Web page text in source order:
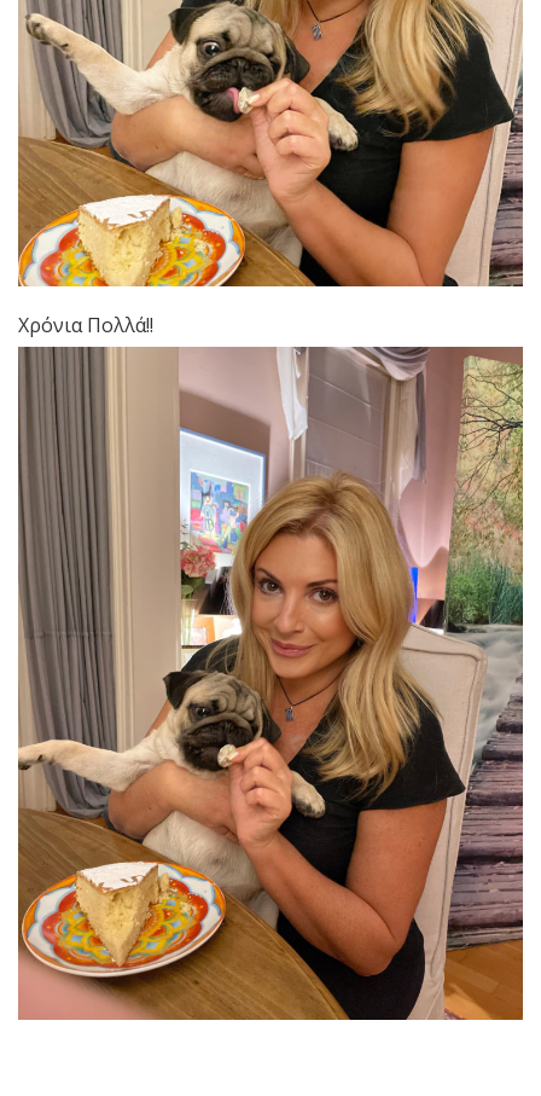
Χρόνια Πολλά!!